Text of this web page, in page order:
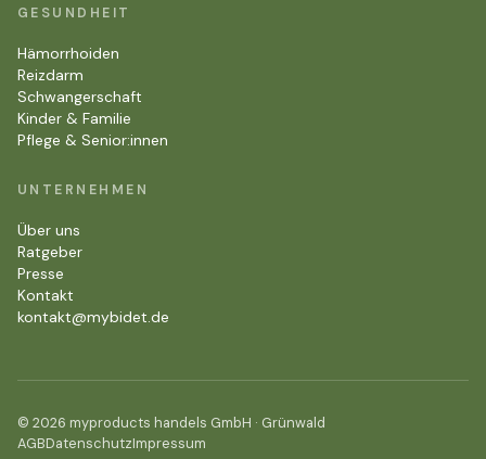
GESUNDHEIT
Hämorrhoiden
Reizdarm
Schwangerschaft
Kinder & Familie
Pflege & Senior:innen
UNTERNEHMEN
Über uns
Ratgeber
Presse
Kontakt
kontakt@mybidet.de
© 2026 myproducts handels GmbH · Grünwald
AGBDatenschutzImpressum